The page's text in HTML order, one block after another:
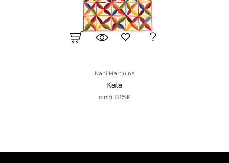
Nani Marquina
Kala
από 815€